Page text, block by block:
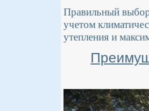
Правильный
учетом
утепления и